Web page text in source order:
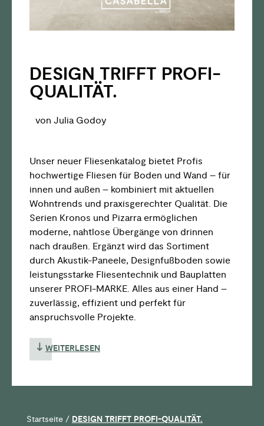
DESIGN TRIFFT PROFI-
QUALITÄT.
von Julia Godoy
Unser neuer Fliesenkatalog bietet Profis
hochwertige Fliesen für Boden und Wand – für
innen und außen – kombiniert mit aktuellen
Wohntrends und praxisgerechter Qualität. Die
Serien Kronos und Pizarra ermöglichen
moderne, nahtlose Übergänge von drinnen
nach draußen. Ergänzt wird das Sortiment
durch Akustik-Paneele, Designfußboden sowie
leistungsstarke Fliesentechnik und Bauplatten
unserer PROFI-MARKE. Alles aus einer Hand –
zuverlässig, effizient und perfekt für
anspruchsvolle Projekte.
WEITERLESEN
Startseite / DESIGN TRIFFT PROFI-QUALITÄT.